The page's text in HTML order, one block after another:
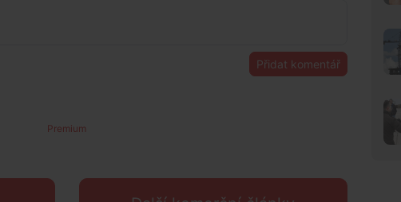
Přidat komentář
Premium